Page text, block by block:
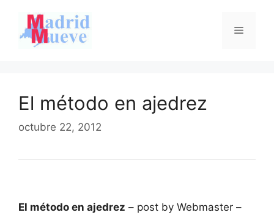
contenido
Menú
El método en ajedrez
octubre 22, 2012
El método en ajedrez – post by Webmaster –